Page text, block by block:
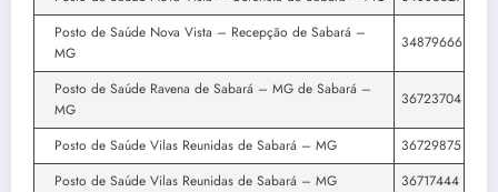
Posto de Saúde Nova Vista – Recepção de Sabará –
MG
34879666
Posto de Saúde Ravena de Sabará – MG de Sabará –
MG
36723704
Posto de Saúde Vilas Reunidas de Sabará – MG
36729875
Posto de Saúde Vilas Reunidas de Sabará – MG
36717444